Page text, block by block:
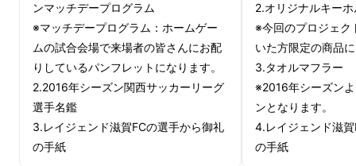
・サッカーに限らず、あなたがやりたい競技を
楽しめるスポーツクラブをつくること。
・「観る」「する」「参加する」。スポーツを
通して世代を超えた触れ合いの輪を広げるこ
と。
レイジェンド滋賀FCはこの「Jリーグ百年構
ンマッチデープログラム
※マッチデープログラム：ホームゲー
ムの試合会場で来場者の皆さんにお配
りしているパンフレットになります。
2.2016年シーズン関西サッカーリーグ
選手名鑑
3.レイジェンド滋賀FCの選手から御礼
の手紙
2.オリジナルキー
※今回のプロジェク
いた方限定の商品
3.タオルマフラー
※2016年シーズン
ンとなります。
4.レイジェンド滋
の手紙